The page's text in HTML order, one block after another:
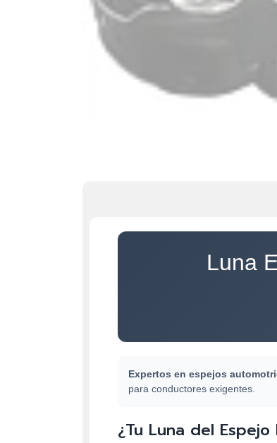
Luna
Expertos en espejos
para conductores exigentes.
¿Tu Luna del